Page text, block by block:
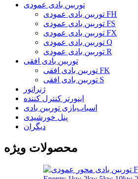
توربین بادی عمودی
توربین بادی عمودی FH
توربین بادی عمودی FS
توربین بادی عمودی FX
توربین بادی عمودی Q
توربین بادی عمودی R
توربین بادی افقی
توربین بادی افقی FK
توربین بادی افقی S
ژنراتور
اینورتر کنترل کننده
اسباب‌بازی توربین بادی
پنل خورشیدی
دیگران
محصولات ویژه